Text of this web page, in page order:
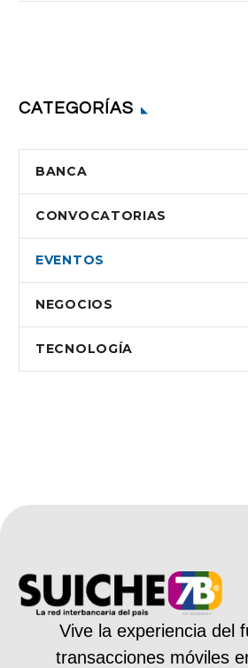
CATEGORÍAS
BANCA
CONVOCATORIAS
EVENTOS
NEGOCIOS
TECNOLOGÍA
Vive la experiencia del
transacciones móviles